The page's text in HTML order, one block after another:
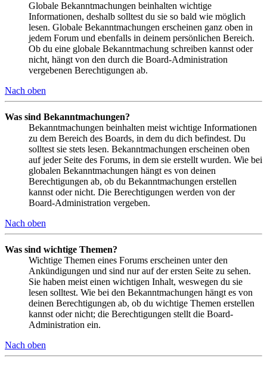
Globale Bekanntmachungen beinhalten wichtige
Informationen, deshalb solltest du sie so bald wie möglich
lesen. Globale Bekanntmachungen erscheinen ganz oben in
jedem Forum und ebenfalls in deinem persönlichen Bereich.
Ob du eine globale Bekanntmachung schreiben kannst oder
nicht, hängt von den durch die Board-Administration
vergebenen Berechtigungen ab.
Nach oben
Was sind Bekanntmachungen?
Bekanntmachungen beinhalten meist wichtige Informationen
zu dem Bereich des Boards, in dem du dich befindest. Du
solltest sie stets lesen. Bekanntmachungen erscheinen oben
auf jeder Seite des Forums, in dem sie erstellt wurden. Wie bei
globalen Bekanntmachungen hängt es von deinen
Berechtigungen ab, ob du Bekanntmachungen erstellen
kannst oder nicht. Die Berechtigungen werden von der
Board-Administration vergeben.
Nach oben
Was sind wichtige Themen?
Wichtige Themen eines Forums erscheinen unter den
Ankündigungen und sind nur auf der ersten Seite zu sehen.
Sie haben meist einen wichtigen Inhalt, weswegen du sie
lesen solltest. Wie bei den Bekanntmachungen hängt es von
deinen Berechtigungen ab, ob du wichtige Themen erstellen
kannst oder nicht; die Berechtigungen stellt die Board-
Administration ein.
Nach oben